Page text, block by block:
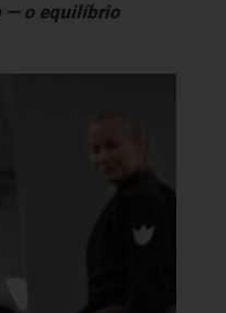
— o equilíbrio